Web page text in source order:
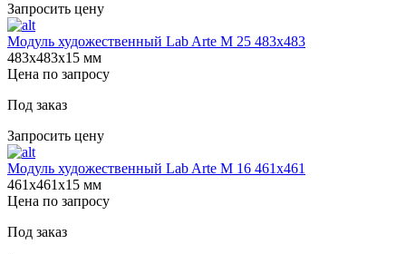
Запросить цену
Модуль художественный Lab Arte М 25 483х483
483х483х15 мм
Цена по запросу
Под заказ
Запросить цену
Модуль художественный Lab Arte М 16 461х461
461х461х15 мм
Цена по запросу
Под заказ